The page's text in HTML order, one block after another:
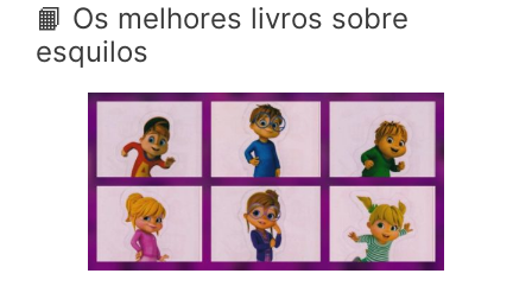
📙 Os melhores livros sobre
esquilos